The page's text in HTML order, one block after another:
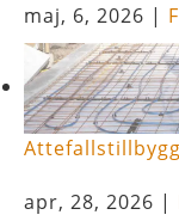
maj, 6, 2026 |
apr, 28, 2026 |